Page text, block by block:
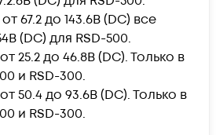
67.2 до 143.6В (DC) все
(DC) для RSD-500.
25.2 до 46.8В (DC). Только в
и RSD-300.
50.4 до 93.6В (DC). Только в
и RSD-300.